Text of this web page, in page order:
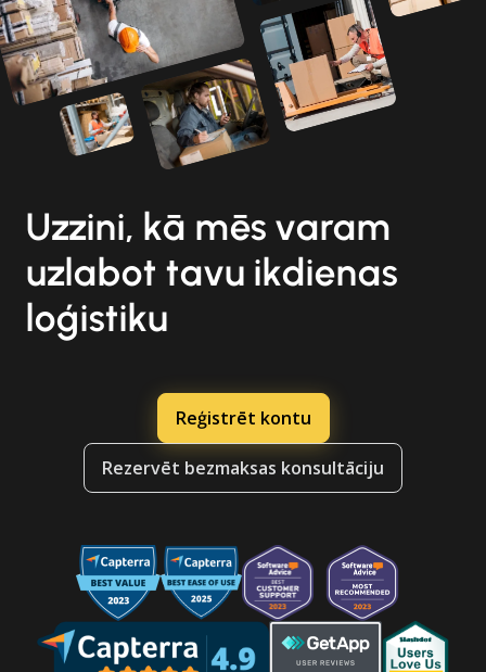
Uzzini, kā mēs varam
uzlabot tavu ikdienas
loģistiku
Reģistrēt kontu
Rezervēt bezmaksas konsultāciju